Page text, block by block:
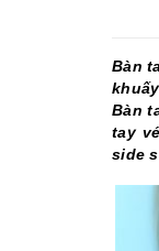
Bàn
Bàn
tay
side